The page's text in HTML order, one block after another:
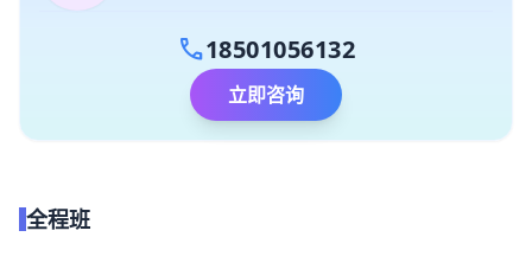
call18501056132
立即咨询
全程班